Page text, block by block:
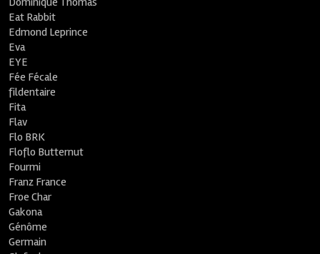
Eat Rabbit
Edmond Leprince
Eva
EYE
Fée Fécale
fildentaire
Fita
Flav
Flo BRK
Floflo Butternut
Fourmi
Franz France
Froe Char
Gakona
Génôme
Germain